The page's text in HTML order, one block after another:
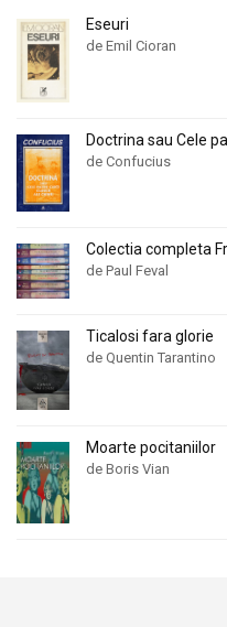
Eseuri
de Emil Cioran
Doctrina sau Cele
de Confucius
Colectia completa
de Paul Feval
Ticalosi fara glorie
de Quentin Tarantino
Moarte pocitaniilor
de Boris Vian